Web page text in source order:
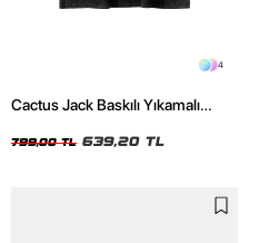
4
Cactus Jack Baskılı Yıkamalı
799,00 TL 639,20 TL